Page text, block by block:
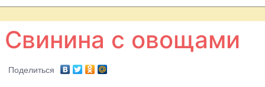
перец
Фрикадельки
острые
Фрикадельки
Свинина с овощами
Поделиться